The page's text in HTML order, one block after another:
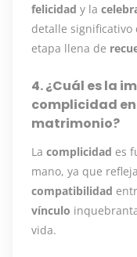
felicidad y la
detalle significativo
etapa llena de
4. ¿Cuál es la
complicidad
matrimonio?
La complicidad es
mano, ya que
compatibilidad
vínculo
vida.